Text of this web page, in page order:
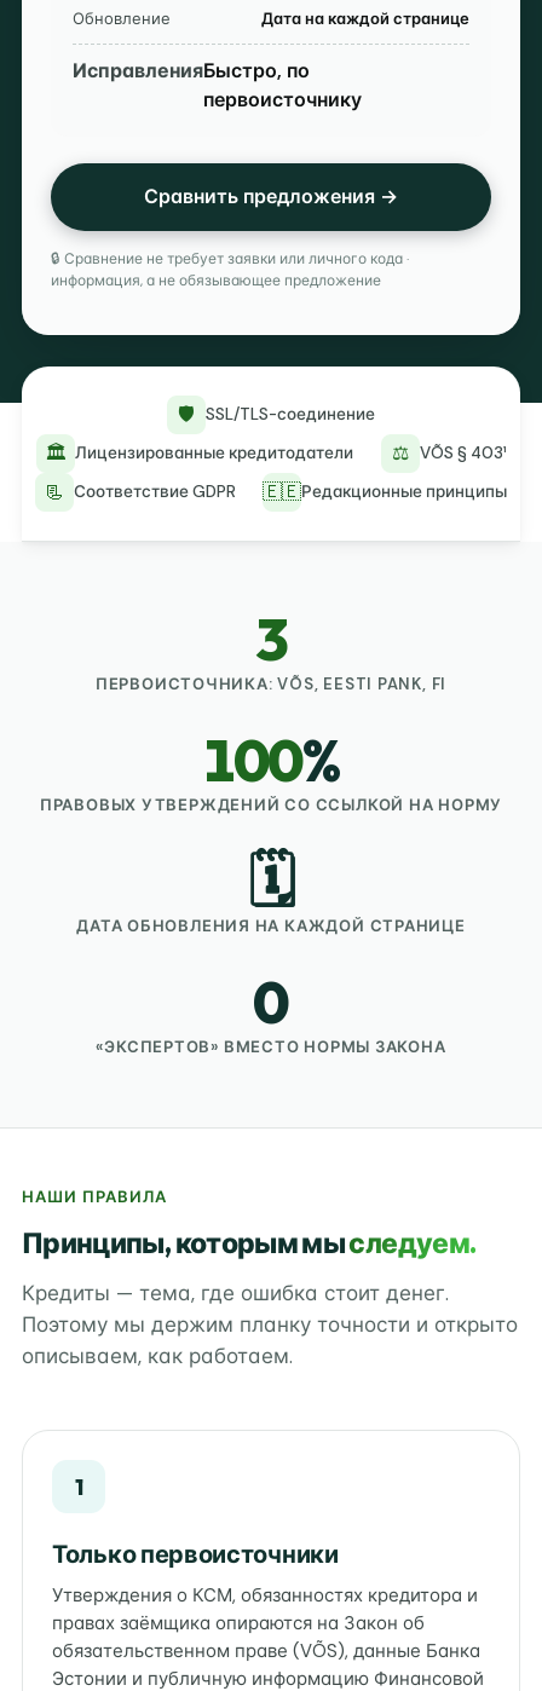
Обновление Дата на каждой странице
ИсправленияБыстро, по
первоисточнику
Сравнить предложения →
🔒 Сравнение не требует заявки или личного кода ·
информация, а не обязывающее предложение
🛡️ SSL/TLS-соединение
🏛️ Лицензированные кредитодатели ⚖️ VÕS § 403¹
📃 Соответствие GDPR 🇪🇪Редакционные принципы
3
ПЕРВОИСТОЧНИКА: VÕS, EESTI PANK, FI
100%
ПРАВОВЫХ УТВЕРЖДЕНИЙ СО ССЫЛКОЙ НА НОРМУ
🗓️
ДАТА ОБНОВЛЕНИЯ НА КАЖДОЙ СТРАНИЦЕ
0
«ЭКСПЕРТОВ» ВМЕСТО НОРМЫ ЗАКОНА
НАШИ ПРАВИЛА
Принципы, которым мыследуем.
Кредиты — тема, где ошибка стоит денег.
Поэтому мы держим планку точности и открыто
описываем, как работаем.
1
Только первоисточники
Утверждения о КСМ, обязанностях кредитора и
правах заёмщика опираются на Закон об
обязательственном праве (VÕS), данные Банка
Эстонии и публичную информацию Финансовой